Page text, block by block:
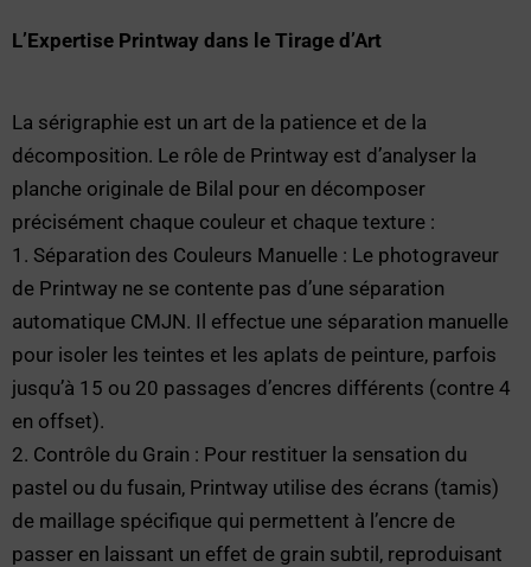
L’Expertise Printway dans le Tirage d’Art
La sérigraphie est un art de la patience et de la
décomposition. Le rôle de Printway est d’analyser la
planche originale de Bilal pour en décomposer
précisément chaque couleur et chaque texture :
1. Séparation des Couleurs Manuelle : Le photograveur
de Printway ne se contente pas d’une séparation
automatique CMJN. Il effectue une séparation manuelle
pour isoler les teintes et les aplats de peinture, parfois
jusqu’à 15 ou 20 passages d’encres différents (contre 4
en offset).
2. Contrôle du Grain : Pour restituer la sensation du
pastel ou du fusain, Printway utilise des écrans (tamis)
de maillage spécifique qui permettent à l’encre de
passer en laissant un effet de grain subtil, reproduisant